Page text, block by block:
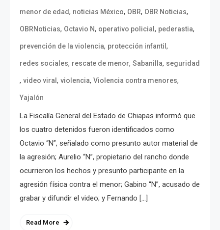
menor de edad, noticias México, OBR, OBR Noticias,
OBRNoticias, Octavio N, operativo policial , pederastia,
prevención de la violencia, protección infantil ,
redes sociales, rescate de menor, Sabanilla, seguridad
, video viral , violencia, Violencia contra menores,
Yajalón
La Fiscalía General del Estado de Chiapas informó que
los cuatro detenidos fueron identificados como
Octavio “N”, señalado como presunto autor material de
la agresión; Aurelio “N”, propietario del rancho donde
ocurrieron los hechos y presunto participante en la
agresión física contra el menor; Gabino “N”, acusado de
grabar y difundir el video; y Fernando […]
Read More